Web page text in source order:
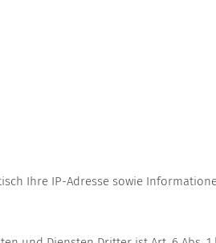
Ihre IP-Adresse sowie